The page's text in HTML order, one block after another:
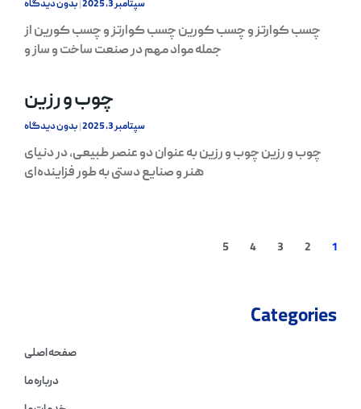
سپتامبر 3, 2025 بدون دیدگاه
چسب کوارتز و چسب کورین چسب کوارتز و چسب کورین از
جمله مواد مهم در صنعت ساخت و ساز و
چوب و رزین
سپتامبر 3, 2025 بدون دیدگاه
چوب و رزین چوب و رزین به عنوان دو عنصر طبیعی، در دنیای
هنر و صنایع دستی به طور فزاینده‌ای
1
2
3
4
5
Categories
صفحه اصلی
درباره ما